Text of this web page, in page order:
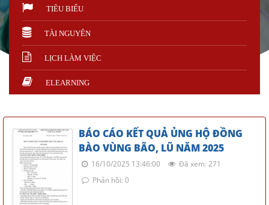
TIÊU BIỂU
TÀI NGUYÊN
LỊCH LÀM VIỆC
ELEARNING
BÁO CÁO KẾT QUẢ ỦNG HỘ ĐỒNG
BÀO VÙNG BÃO, LŨ NĂM 2025
16/10/2025 13:46:00
Đã xem: 271
Phản hồi: 0